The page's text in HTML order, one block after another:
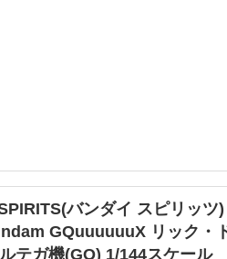
バンダイ スピリッツ
GQuuuuuuX リック・
テガ機(GQ) 1/144スケール